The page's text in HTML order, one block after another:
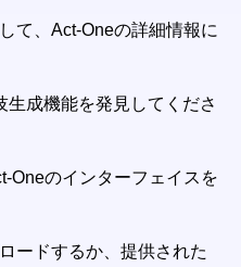
て、Act-Oneの詳細情報に
成機能を発見してくださ
Oneのインターフェイスを
ードするか、提供された